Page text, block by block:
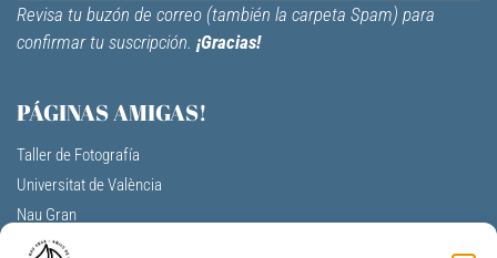
Revisa tu buzón de correo (también la carpeta Spam) para
confirmar tu suscripción. ¡Gracias!
PÁGINAS AMIGAS!
Taller de Fotografía
Universitat de València
Nau Gran
Centro Cultural La Nau